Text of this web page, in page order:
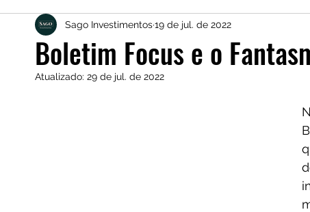
Notícias ETF Economia Metais Preciosos
Investidores Cursos Frases
Boletim Focus e o
Sago Investimentos19 de jul. de 2022
Atualizado: 29 de jul. de 2022